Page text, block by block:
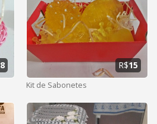
8
Kit de Sabonetes
R$15